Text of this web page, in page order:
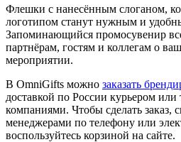
Флешки с нанесённым слоганом,
логотипом станут нужным и
Запоминающийся промосувенир
партнёрам, гостям и коллегам о
мероприятии.
В OmniGifts можно заказать
доставкой по России курьером
компаниями. Чтобы сделать заказ,
менеджерами по телефону или
воспользуйтесь корзиной на сайте.